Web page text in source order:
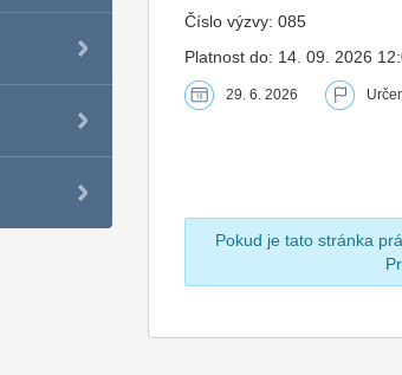
Číslo výzvy: 085
Platnost do: 14. 09. 2026
29. 6. 2026
Pokud je tato stránka